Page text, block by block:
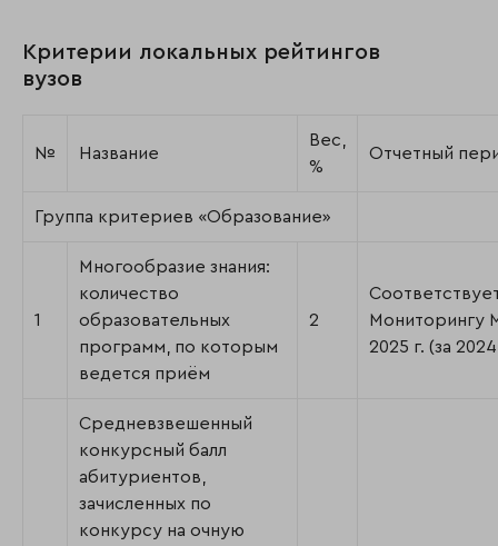
Критерии локальных рейтингов
вузов
№ Название
Вес,
%
Отчетный
Группа критериев «Образование»
1
Многообразие знания:
количество
образовательных
программ, по которым
ведется приём
2
Мониторингу
2025 г. (за 2024
Средневзвешенный
конкурсный балл
абитуриентов,
зачисленных по
конкурсу на очную